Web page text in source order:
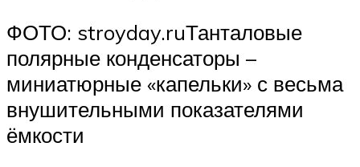
ФОТО: stroyday.ruТанталовые
полярные конденсаторы –
миниатюрные «капельки» с весьма
внушительными показателями
ёмкости